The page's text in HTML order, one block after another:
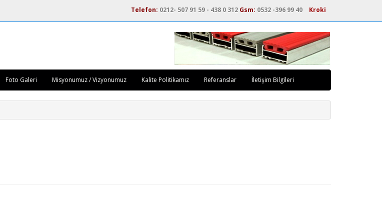
Telefon: 0212- 507 91 59 - 438 0 312 Gsm: 0532 -396 99 40 Kroki
Foto Galeri Misyonumuz / Vizyonumuz Kalite Politikamız Referanslar İletişim Bilgileri